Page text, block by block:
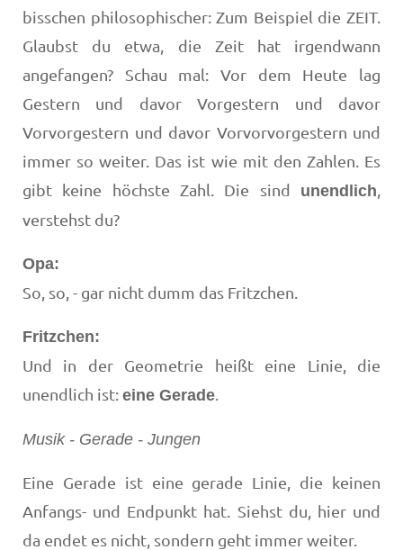
bisschen philosophischer: Zum Beispiel die ZEIT.
Glaubst du etwa, die Zeit hat irgendwann
angefangen? Schau mal: Vor dem Heute lag
Gestern und davor Vorgestern und davor
Vorvorgestern und davor Vorvorvorgestern und
immer so weiter. Das ist wie mit den Zahlen. Es
gibt keine höchste Zahl. Die sind unendlich
verstehst du?
Opa:
So, so, - gar nicht dumm das Fritzchen.
Fritzchen:
Und in der Geometrie heißt eine Linie, die
unendlich ist: eine Gerade
Musik - Gerade - Jungen
Eine Gerade ist eine gerade Linie, die keinen
Anfangs- und Endpunkt hat. Siehst du, hier und
da endet es nicht, sondern geht immer weiter.